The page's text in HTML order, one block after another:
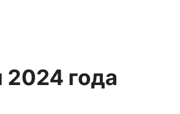
2024 года